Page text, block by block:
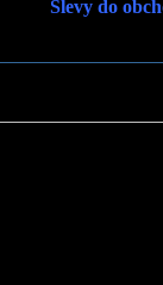
Slevy do